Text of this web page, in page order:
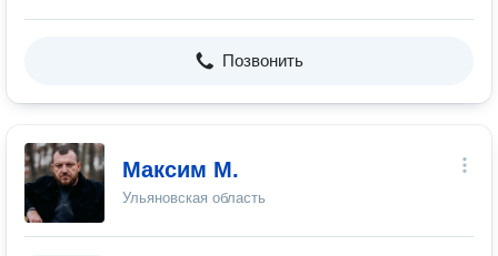
Позвонить
Максим М.
Ульяновская область